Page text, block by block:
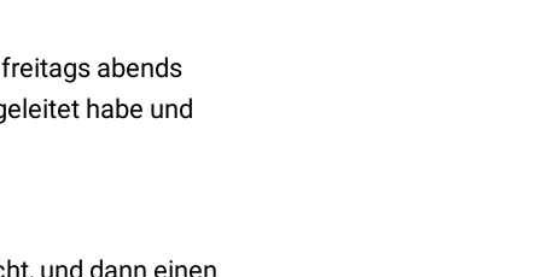
abends
habe und
und dann einen